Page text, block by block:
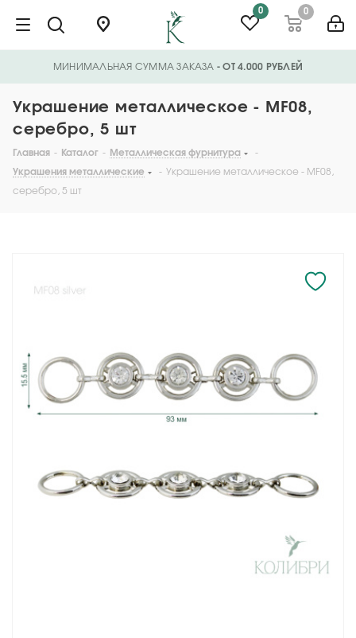
0 0
МИНИМАЛЬНАЯ СУММА ЗАКАЗА - ОТ 4.000 РУБЛЕЙ
Украшение металлическое - MF08,
серебро, 5 шт
Главная - Каталог - Металлическая фурнитура
-
Украшения металлические
- Украшение металлическое - MF08,
серебро, 5 шт